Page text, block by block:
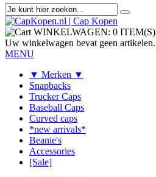
WINKELWAGEN: 0 ITEM(S)
Uw winkelwagen bevat geen artikelen.
MENU
▼ Merken ▼
Snapbacks
Trucker Caps
Baseball Caps
Curved caps
*new arrivals*
Beanie's
Accessories
[Sale]